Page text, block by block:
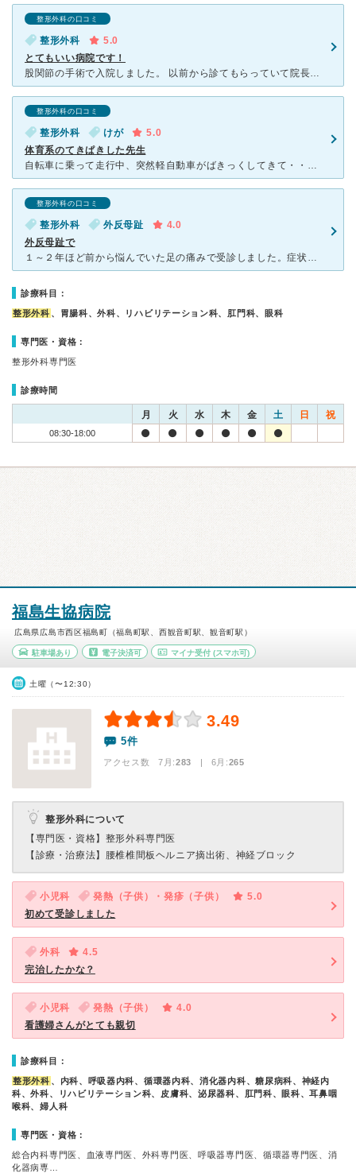
整形外科の口コミ
整形外科
5.0
とてもいい病院です！
股関節の手術で入院しました。 以前から診てもらっていて院長先生が頼りになるので 安心して受けられました。 でも、今回一番良かったのは、食事でした。 私は体重が80ｋｇあり、糖尿病もあるのですが
整形外科の口コミ
整形外科 けが
5.0
体育系のてきぱきした先生
自転車に乗って走行中、突然軽自動車がばきっくしてきて・・・ドーン！！！ バッターンと転倒してしまいました。 幸いにも骨は折っていなかったようで、そのまますぐに急ぎの仕事に行きました。 夕方1
整形外科の口コミ
整形外科 外反母趾
4.0
外反母趾で
１～２年ほど前から悩んでいた足の痛みで受診しました。症状を伝えるとすぐに外反母趾と診断していただき、念のためレントゲンも撮りました。外反母趾の人に適した靴の特徴を教えていただいたり、診察の際に履いてい
診療科目：
整形外科 、胃腸科、外科、リハビリテーション科、肛門科、眼科
専門医・資格：
整形外科専門医
診療時間
月 火 水 木 金 土 日 祝
08:30-18:00
福島生協病院
広島県広島市西区福島町（福島町駅、西観音町駅、観音町駅）
駐車場あり 電子決済可 マイナ受付 (スマホ可)
土曜（〜12:30）
3.49
5件
アクセス数 7月:283 | 6月:265
整形外科について
【専門医・資格】 整形外科専門医
【診療・治療法】
腰椎椎間板ヘルニア摘出術、神経ブロック
小児科 発熱（子供）・発疹（子供）
5.0
初めて受診しました
外科
4.5
完治したかな？
小児科 発熱（子供）
4.0
看護婦さんがとても親切
診療科目：
整形外科 、内科、呼吸器内科、循環器内科、消化器内科、糖尿病科、神経内
科、外科、リハビリテーション科、皮膚科、泌尿器科、肛門科、眼科、耳鼻咽
喉科、婦人科
専門医・資格：
総合内科専門医、血液専門医、外科専門医、呼吸器専門医、循環器専門医、消
化器病専…